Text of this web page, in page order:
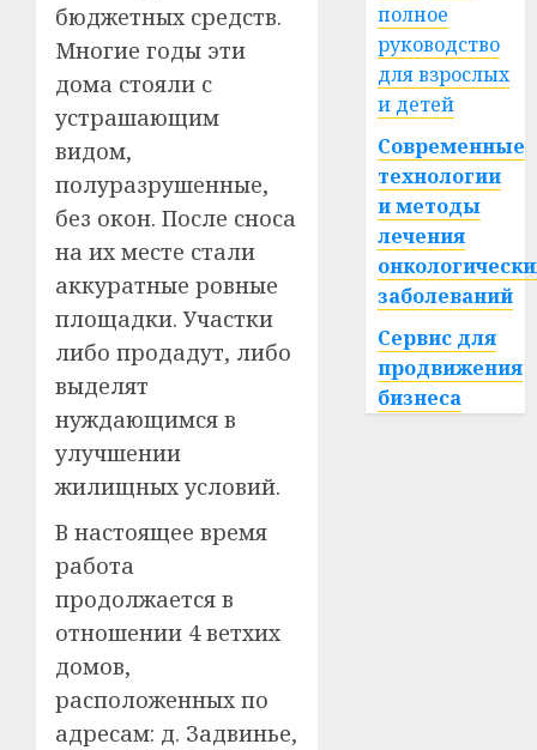
бюджетных средств.
Многие годы эти
дома стояли с
устрашающим
видом,
полуразрушенные,
без окон. После сноса
на их месте стали
аккуратные ровные
площадки. Участки
либо продадут, либо
выделят
нуждающимся в
улучшении
жилищных условий.
В настоящее время
работа
продолжается в
отношении 4 ветхих
домов,
расположенных по
адресам: д. Задвинье,
полное
руководство
для взрослых
и детей
Современные
технологии
и методы
лечения
заболеваний
Сервис для
продвижения
бизнеса